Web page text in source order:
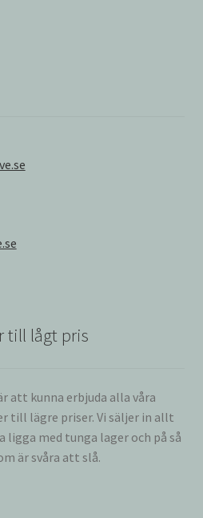
till lågt pris
att kunna erbjuda alla våra
till lägre priser. Vi säljer in allt
med tunga lager och på så
är svåra att slå.